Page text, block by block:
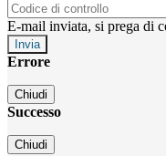
E-mail inviata, si prega di
Errore
Chiudi
Successo
Chiudi